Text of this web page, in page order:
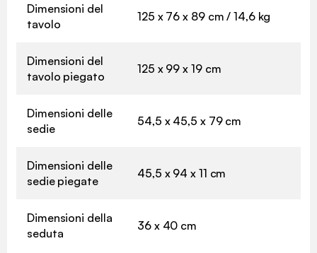
Dimensioni del
tavolo
125 x 76 x 89 cm / 14,6 kg
Dimensioni del
tavolo piegato
125 x 99 x 19 cm
Dimensioni delle
sedie
54,5 x 45,5 x 79 cm
Dimensioni delle
sedie piegate
45,5 x 94 x 11 cm
Dimensioni della
seduta
36 x 40 cm